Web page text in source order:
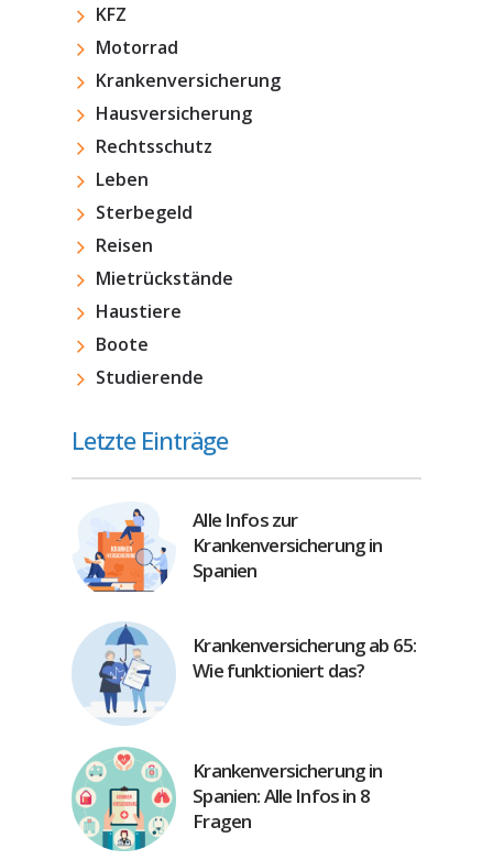
KFZ
Motorrad
Krankenversicherung
Hausversicherung
Rechtsschutz
Leben
Sterbegeld
Reisen
Mietrückstände
Haustiere
Boote
Studierende
Letzte Einträge
Alle Infos zur
Krankenversicherung in
Spanien
Krankenversicherung ab 65:
Wie funktioniert das?
Krankenversicherung in
Spanien: Alle Infos in 8
Fragen